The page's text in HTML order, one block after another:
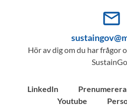
mail_outline
Hör av dig om du har frågor
LinkedIn
Youtube